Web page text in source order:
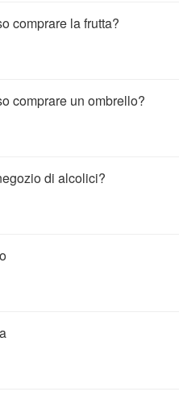
comprare la frutta?
comprare un ombrello?
di alcolici?